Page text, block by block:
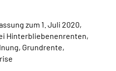
zum 1. Juli 2020,
Hinterbliebenenrenten,
Grundrente,